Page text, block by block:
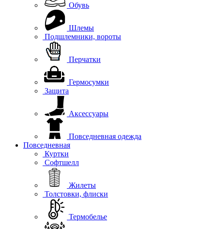
Обувь
Шлемы
Подшлемники, вороты
Перчатки
Гермосумки
Защита
Аксессуары
Повседневная одежда
Повседневная
Куртки
Софтшелл
Жилеты
Толстовки, флиски
Термобелье